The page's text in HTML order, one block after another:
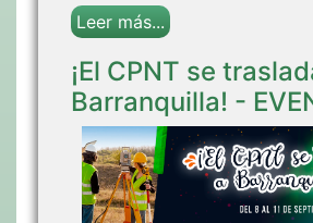
Leer más...
¡El CPNT se
Barranquilla! -